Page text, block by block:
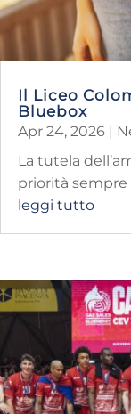
Il Liceo
Bluebox
Apr 24, 2026 |
La tutela
priorità sempre
leggi tutto